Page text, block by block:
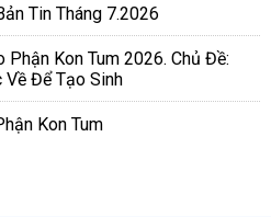
Tin Tháng 7.2026
Kon Tum 2026. Chủ Đề:
Về Để Tạo Sinh
Kon Tum